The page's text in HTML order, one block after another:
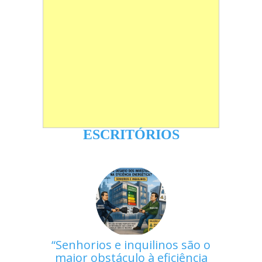
ESCRITÓRIOS
Senhorios e inquilinos são o
maior obstáculo à eficiência